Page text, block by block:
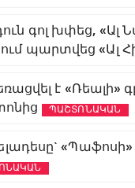
գոլ խփեց, «Ալ
պարտվեց «Ալ
է «Ռեալի»
ՊԱՇՏՈՆԱԿԱՆ